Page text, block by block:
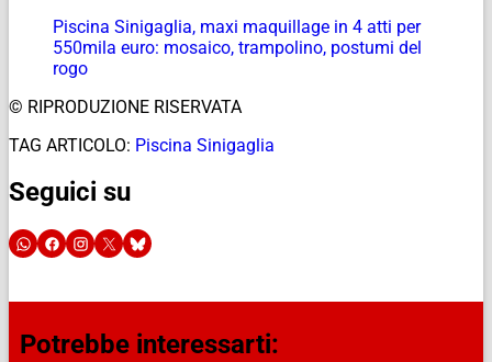
Piscina Sinigaglia, maxi maquillage in 4 atti per
550mila euro: mosaico, trampolino, postumi del
rogo
© RIPRODUZIONE RISERVATA
TAG ARTICOLO: Piscina Sinigaglia
Seguici su
Potrebbe interessarti: